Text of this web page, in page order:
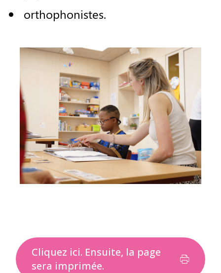
orthophonistes.
Cliquez ici. Ensuite, la page
sera imprimée.